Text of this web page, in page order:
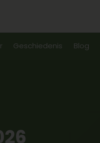
Geschiedenis Blog